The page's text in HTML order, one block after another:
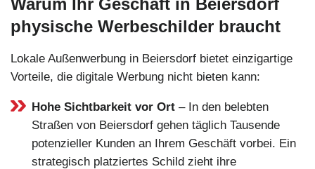
physische Werbeschilder braucht
Lokale Außenwerbung in Beiersdorf bietet einzigartige
Vorteile, die digitale Werbung nicht bieten kann:
Hohe Sichtbarkeit vor Ort – In den belebten
Straßen von Beiersdorf gehen täglich Tausende
potenzieller Kunden an Ihrem Geschäft vorbei. Ein
strategisch platziertes Schild zieht ihre